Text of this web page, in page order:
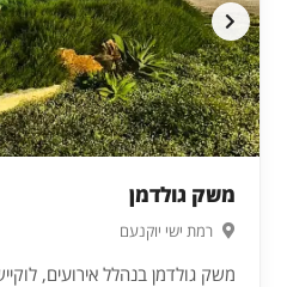
משק גולדמן
רמת ישי יוקנעם
משק גולדמן בנהלל אירועים,